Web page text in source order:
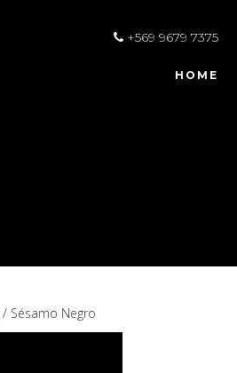
+569 9679 7375
HOME
/ Sésamo Negro